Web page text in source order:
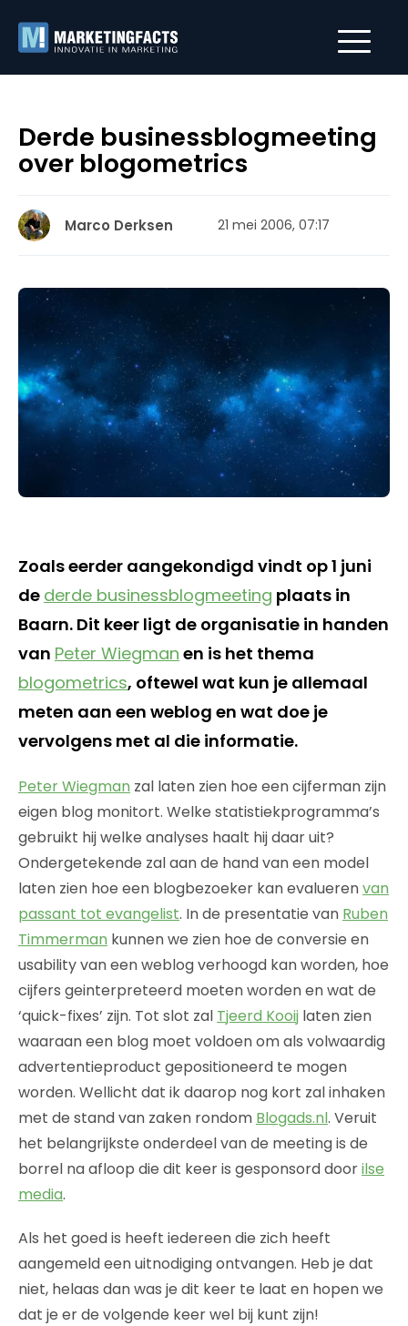
Derde businessblogmeeting
over blogometrics
Marco Derksen 21 mei 2006, 07:17
Zoals eerder aangekondigd vindt op 1 juni
de derde businessblogmeeting plaats in
Baarn. Dit keer ligt de organisatie in handen
van Peter Wiegman en is het thema
blogometrics, oftewel wat kun je allemaal
meten aan een weblog en wat doe je
vervolgens met al die informatie.
Peter Wiegman zal laten zien hoe een cijferman zijn
eigen blog monitort. Welke statistiekprogramma’s
gebruikt hij welke analyses haalt hij daar uit?
Ondergetekende zal aan de hand van een model
laten zien hoe een blogbezoeker kan evaluerenvan
passant tot evangelist. In de presentatie van Ruben
Timmerman kunnen we zien hoe de conversie en
usability van een weblog verhoogd kan worden, hoe
cijfers geinterpreteerd moeten worden en wat de
‘quick-fixes’ zijn. Tot slot zal Tjeerd Kooij laten zien
waaraan een blog moet voldoen om als volwaardig
advertentieproduct gepositioneerd te mogen
worden. Wellicht dat ik daarop nog kort zal inhaken
met de stand van zaken rondom Blogads.nl. Veruit
het belangrijkste onderdeel van de meeting is de
borrel na afloop die dit keer is gesponsord doorilse
media.
Als het goed is heeft iedereen die zich heeft
aangemeld een uitnodiging ontvangen. Heb je dat
niet, helaas dan was je dit keer te laat en hopen we
dat je er de volgende keer wel bij kunt zijn!